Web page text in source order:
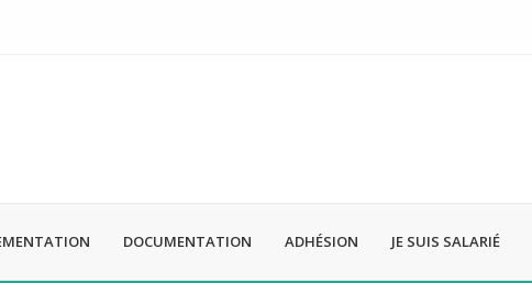
DOCUMENTATION ADHÉSION JE SUIS SALARIÉ